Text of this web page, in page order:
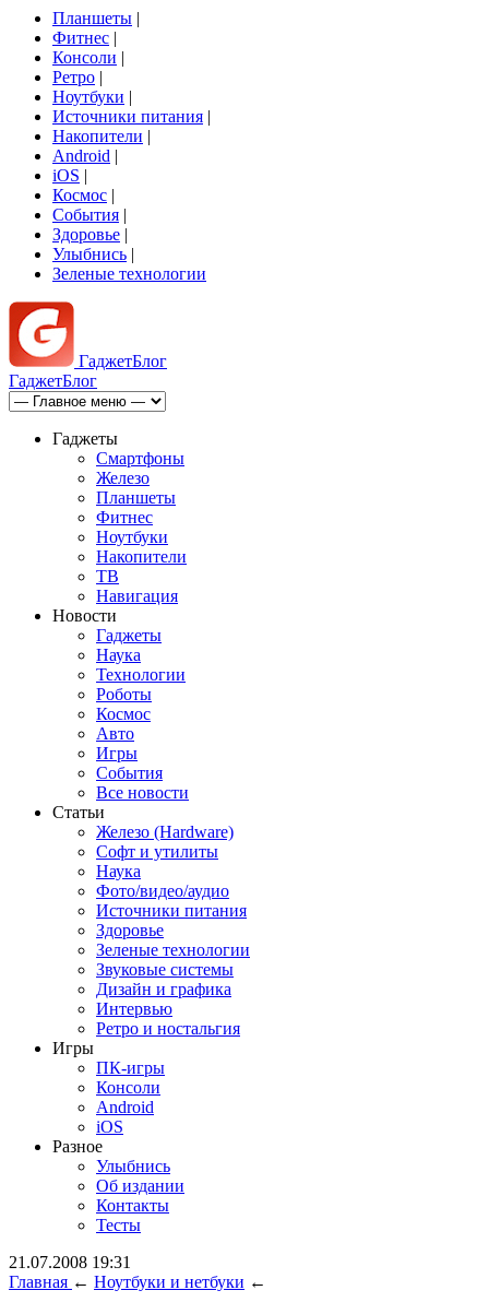
Планшеты |
Фитнес |
Консоли |
Ретро |
Ноутбуки |
Источники питания |
Накопители |
Android |
iOS |
Космос |
События |
Здоровье |
Улыбнись |
Зеленые технологии
ГаджетБлог
ГаджетБлог
Гаджеты
Смартфоны
Железо
Планшеты
Фитнес
Ноутбуки
Накопители
ТВ
Навигация
Новости
Гаджеты
Наука
Технологии
Роботы
Космос
Авто
Игры
События
Все новости
Статьи
Железо (Hardware)
Софт и утилиты
Наука
Фото/видео/аудио
Источники питания
Здоровье
Зеленые технологии
Звуковые системы
Дизайн и графика
Интервью
Ретро и ностальгия
Игры
ПК-игры
Консоли
Android
iOS
Разное
Улыбнись
Об издании
Контакты
Тесты
21.07.2008 19:31
Главная ← Ноутбуки и нетбуки ←